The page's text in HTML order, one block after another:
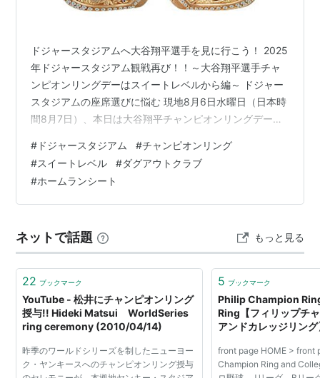
ドジャースタジアムへ大谷翔平選手を見に行こう！ 2025
年ドジャースタジアム観戦再び！！～大谷翔平選手チャ
ンピオンリングデーはスイートレベルから編～ ドジャー
スタジアムの座席選びに悩む 現地8月6日水曜日（日本時
間8月7日）、本日は大谷翔平チャンピオンリングデーで
り悩みました。大谷選手はプロモーションの日にホーム
ランを打つことが多いため、できれば間近で見られるダ
グアウトクラブ、それか打球が飛んでくるかもしれない
ホームランシートにするべきか、と考えたのです。しか
ついのです。気温が暑いというよ…
# ドジャースタジアム #チャンピオンリング
#スイートレベル #ダグアウトクラブ
#ホームランシート
ネットで話題 もっと見る
22 ブックマーク
YouTube - 松井にチャンピオンリング
授与!! Hideki Matsui WorldSeries
ring ceremony (2010/04/14)
昨季のワールドシリーズを制したニューヨー
ク・ヤンキースへのチャンピオンリング授与
5 ブックマーク
Philip Champion
Ring【フィリップチ
アンドカレッジリン
front page HOME > front
Champion Ring and